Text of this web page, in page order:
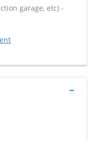
garage, etc) -